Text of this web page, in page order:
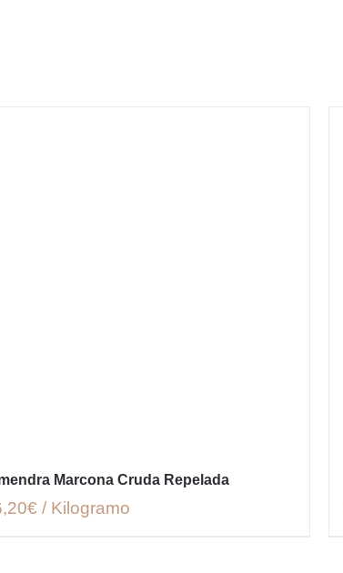
Marcona Cruda Repelada
/ Kilogramo